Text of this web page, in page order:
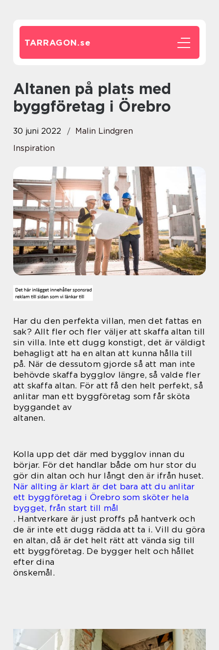
TARRAGON.se
Altanen på plats med
byggföretag i Örebro
30 juni 2022
Malin Lindgren
Inspiration
Har du den perfekta villan, men det fattas en
sak? Allt fler och fler väljer att skaffa altan till
sin villa. Inte ett dugg konstigt, det är väldigt
behagligt att ha en altan att kunna hålla till
på. När de dessutom gjorde så att man inte
behövde skaffa bygglov längre, så valde fler
att skaffa altan. För att få den helt perfekt, så
anlitar man ett byggföretag som får sköta
byggandet av
altanen.
Kolla upp det där med bygglov innan du
börjar. För det handlar både om hur stor du
gör din altan och hur långt den är ifrån huset.
När allting är klart är det bara att du anlitar
ett byggföretag i Örebro som sköter hela
bygget, från start till mål
. Hantverkare är just proffs på hantverk och
de är inte ett dugg rädda att ta i. Vill du göra
en altan, då är det helt rätt att vända sig till
ett byggföretag. De bygger helt och hållet
efter dina
önskemål.